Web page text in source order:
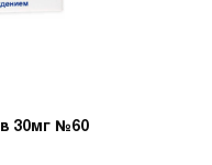
30мг №60